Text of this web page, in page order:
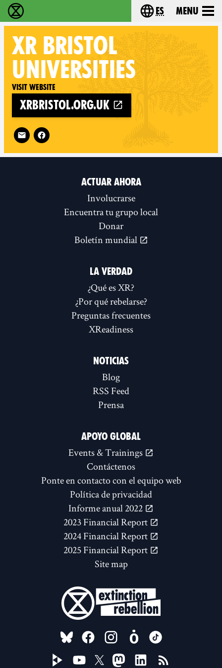
extinction rebellion - Home Choose your
es Menu
XR BRISTOL
UNIVERSITIES
Visit website
xrbristol.org.uk
Follow XR Bristol Universities on
ACTUAR AHORA
Involucrarse
Encuentra tu grupo local
Donar
Boletín mundial
LA VERDAD
¿Qué es XR?
¿Por qué rebelarse?
Preguntas frecuentes
XReadiness
NOTICIAS
Blog
RSS Feed
Prensa
APOYO GLOBAL
Events & Trainings
Contáctenos
Ponte en contacto con el equipo web
Política de privacidad
Informe anual 2022
2023 Financial Report
2024 Financial Report
2025 Financial Report
Site map
FOLLOW US ON